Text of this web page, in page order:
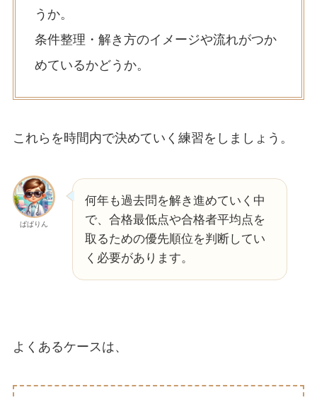
うか。
条件整理・解き方のイメージや流れがつか
めているかどうか。
これらを時間内で決めていく練習をしましょう。
ぱぱりん
何年も過去問を解き進めていく中
で、合格最低点や合格者平均点を
取るための優先順位を判断してい
く必要があります。
よくあるケースは、